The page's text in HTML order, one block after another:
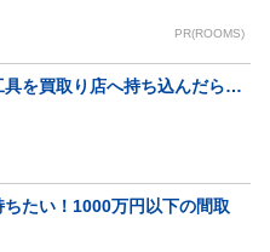
PR(ROOMS)
具を買取り店へ持ち込んだら…
たい！1000万円以下の間取